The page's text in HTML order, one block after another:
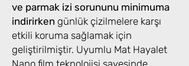
ve parmak izi sorununu minimuma
indirirken günlük çizilmelere karşı
etkili koruma sağlamak için
geliştirilmiştir. Uyumlu Mat Hayalet